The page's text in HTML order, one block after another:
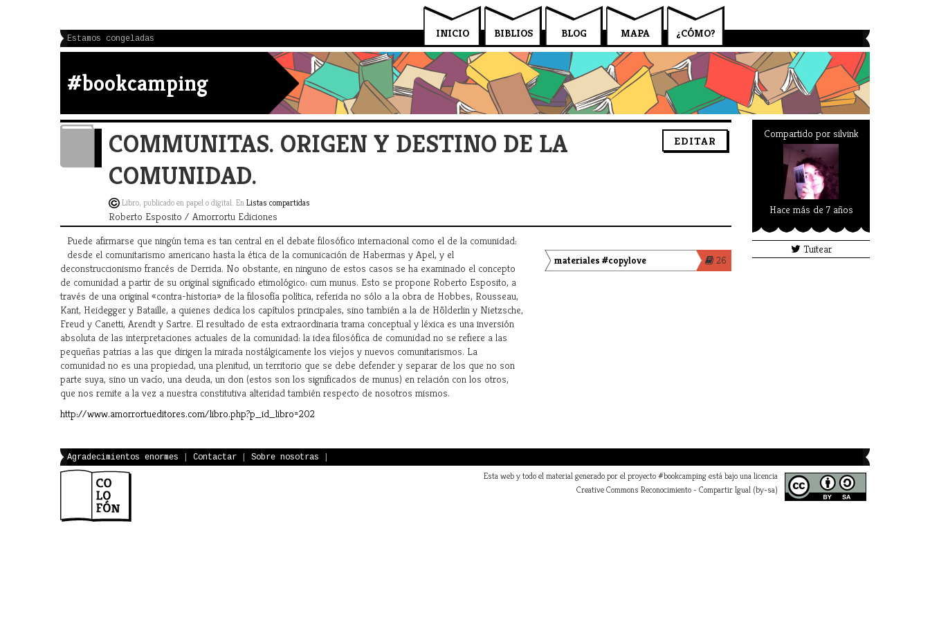
¿CÓMO?
MAPA
BLOG
BIBLIOS
INICIO
Estamos congeladas
#bookcamping
EDITAR
COMMUNITAS. ORIGEN Y DESTINO DE LA
COMUNIDAD.
Libro, publicado en papel o digital. EnListas compartidas
Roberto Esposito / Amorrortu Ediciones
Puede afirmarse que ningún tema es tan central en el debate filosófico internacional como el de la comunidad:
desde el comunitarismo americano hasta la ética de la comunicación de Habermas y Apel, y el
deconstruccionismo francés de Derrida. No obstante, en ninguno de estos casos se ha examinado el concepto
de comunidad a partir de su original significado etimológico: cum munus. Esto se propone Roberto Esposito, a
través de una original «contra-historia» de la filosofía política, referida no sólo a la obra de Hobbes, Rousseau,
Kant, Heidegger y Bataille, a quienes dedica los capítulos principales, sino también a la de Hölderlin y Nietzsche,
Freud y Canetti, Arendt y Sartre. El resultado de esta extraordinaria trama conceptual y léxica es una inversión
absoluta de las interpretaciones actuales de la comunidad: la idea filosófica de comunidad no se refiere a las
pequeñas patrias a las que dirigen la mirada nostálgicamente los viejos y nuevos comunitarismos. La
comunidad no es una propiedad, una plenitud, un territorio que se debe defender y separar de los que no son
parte suya, sino un vacío, una deuda, un don (estos son los significados de munus) en relación con los otros,
que nos remite a la vez a nuestra constitutiva alteridad también respecto de nosotros mismos.
http://www.amorrortueditores.com/libro.php?p_id_libro=202
26
materiales #copylove
Compartido por silvink
Hace más de 7 años
Tuitear
Agradecimientos enormes Contactar Sobre nosotras
Esta web y todo el material generado por el proyecto #bookcamping está bajo una licencia
Creative Commons Reconocimiento - Compartir Igual (by-sa)